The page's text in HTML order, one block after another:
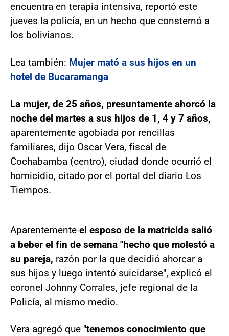
encuentra en terapia intensiva, reportó este
jueves la policía, en un hecho que consternó a
los bolivianos.
Lea también: Mujer mató a sus hijos en un
hotel de Bucaramanga
La mujer, de 25 años, presuntamente ahorcó la
noche del martes a sus hijos de 1, 4 y 7 años,
aparentemente agobiada por rencillas
familiares, dijo Oscar Vera, fiscal de
Cochabamba (centro), ciudad donde ocurrió el
homicidio, citado por el portal del diario Los
Tiempos.
Aparentemente el esposo de la matricida salió
a beber el fin de semana "hecho que molestó a
su pareja, razón por la que decidió ahorcar a
sus hijos y luego intentó suicidarse", explicó el
coronel Johnny Corrales, jefe regional de la
Policía, al mismo medio.
Vera agregó que "tenemos conocimiento que